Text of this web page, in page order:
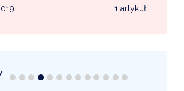
1 artykuł